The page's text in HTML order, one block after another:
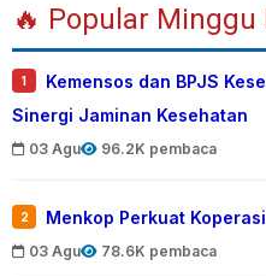
🔥 Popular Minggu
1
Kemensos dan BPJS
Sinergi Jaminan Kesehatan
03 Agu 96.2K pembaca
2 Menkop Perkuat
03 Agu 78.6K pembaca